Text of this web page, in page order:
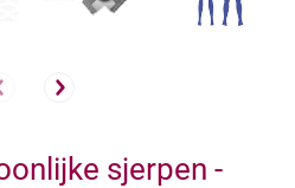
sjerpen -